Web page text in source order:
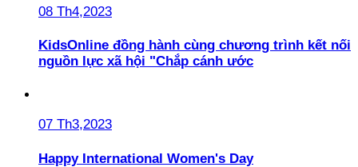
08 Th4,2023
KidsOnline đồng hành cùng chương trình kết nối
nguồn lực xã hội "Chắp cánh ước
07 Th3,2023
Happy International Women's Day